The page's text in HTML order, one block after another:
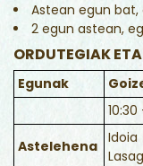
Astean egun bat,
2 egun astean,
ORDUTEGIAK
Egunak
10:30
Astelehena Idoia